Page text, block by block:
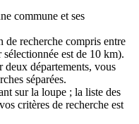
commune et ses
de recherche compris entre
est de 10 km).
deux départements, vous
séparées.
sur la loupe ; la liste des
critères de recherche est